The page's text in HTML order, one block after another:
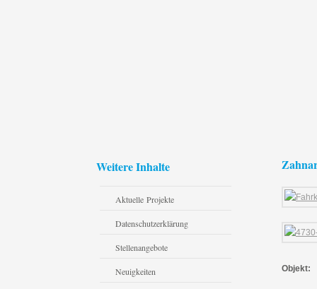
Weitere Inhalte
Aktuelle Projekte
Datenschutzerklärung
Stellenangebote
Neuigkeiten Objekt: